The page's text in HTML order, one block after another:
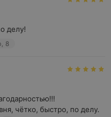
делу!
8
чётко, быстро, по делу.